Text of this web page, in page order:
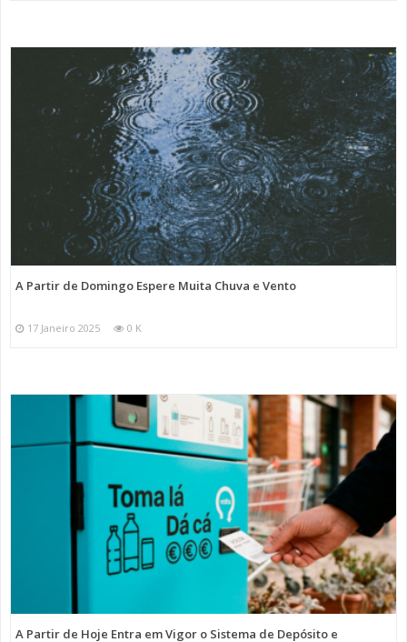
A Partir de Domingo Espere Muita Chuva e Vento
17 Janeiro 2025 0 K
A Partir de Hoje Entra em Vigor o Sistema de Depósito e